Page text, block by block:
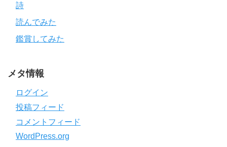
詩
読んでみた
鑑賞してみた
メタ情報
ログイン
投稿フィード
コメントフィード
WordPress.org